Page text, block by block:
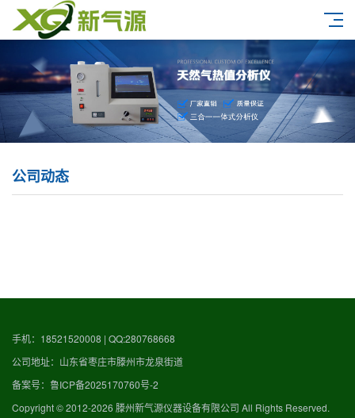
公司动态
手机：18521520008 | QQ:280768668
公司地址：山东省枣庄市滕州市龙泉街道
备案号： 鲁ICP备2025170760号-2
Copyright © 2012-2026 滕州新气源仪器设备有限公司 All Rights Reserved.